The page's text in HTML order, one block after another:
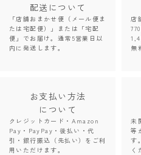
配送について
「店舗おまかせ便（メール便ま
たは宅配便）」または「宅配
便」でお届け。通常5営業日以
内に発送します。
店
無
お支払い方法
について
クレジットカード・Amazon
Pay・PayPay・後払い・代
引・銀行振込（先払い）をご利
用いただけます。
未
等
す
く